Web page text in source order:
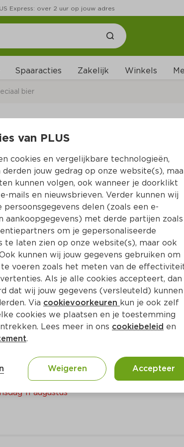
Express: over 2 uur op jouw adres
Spaaracties Zakelijk Winkels
bier
Hertog Jan Weizener
Per Set 1980 ml  (per liter €5.05)
25 % korting
7.49 9.99
Toevoegen
11 augustus
van PLUS
cookies en vergelijkbare technologieën,
derden jouw gedrag op onze website(s),
kunnen volgen, ook wanneer je doorklikt
mails en nieuwsbrieven. Verder kunnen wij
persoonsgegevens delen (zoals een e-
aankoopgegevens) met derde partijen zoals
om je gepersonaliseerde
te laten zien op onze website(s), maar ook
kunnen wij jouw gegevens gebruiken om
te voeren zoals het meten van de
Als je alle cookies accepteert, dan
dat wij jouw gegevens (versleuteld) kunnen
Via cookievoorkeuren kun je ook zelf
cookies we plaatsen en je toestemming
Lees meer in ons cookiebeleid en
.
Weigeren Accepteer